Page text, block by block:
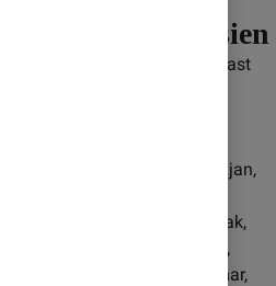
du reser i Asien
i Asien och surfa till ett fast
Armenien, Azerbajdzjan,
Filippinerna,
Kong, Indien, Indonesien, Irak,
Kambodja, Kazakstan, Kina,
Maldiverna, Myanmar,